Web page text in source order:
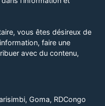
vous êtes désireux de
faire une
avec du contenu,
Goma, RDCongo